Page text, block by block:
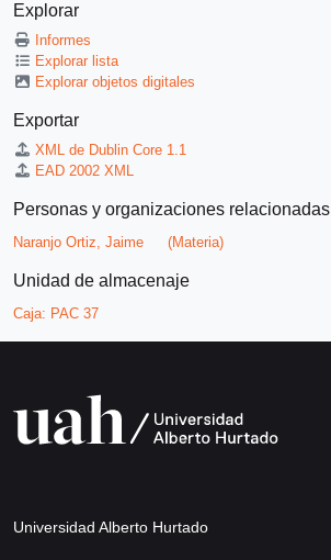
Explorar
Informes
Explorar lista
Explorar objetos digitales
Exportar
XML de Dublin Core 1.1
EAD 2002 XML
Personas y organizaciones relacionadas
Naranjo Ortiz, Jaime (Materia)
Unidad de almacenaje
Caja: PAC 37
Universidad Alberto Hurtado